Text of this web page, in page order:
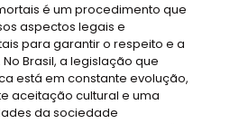
é um procedimento que
aspectos legais e
para garantir o respeito e a
Brasil, a legislação que
está em constante evolução,
aceitação cultural e uma
da sociedade